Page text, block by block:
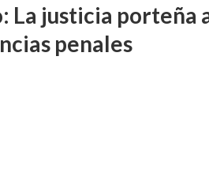
La justicia porteña
penales